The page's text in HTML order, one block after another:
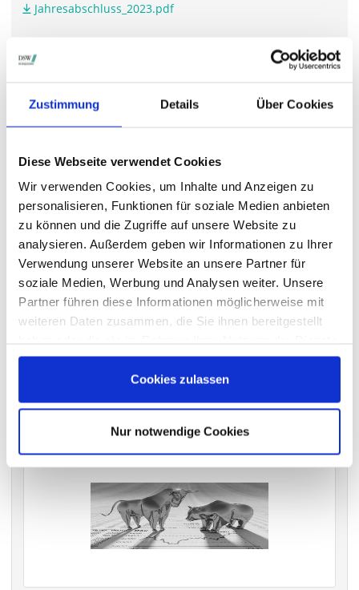
Zustimmung Details Über Cookies
Diese Webseite verwendet Cookies
Wir verwenden Cookies, um Inhalte und Anzeigen zu
personalisieren, Funktionen für soziale Medien anbieten
zu können und die Zugriffe auf unsere Website zu
analysieren. Außerdem geben wir Informationen zu Ihrer
Verwendung unserer Website an unsere Partner für
soziale Medien, Werbung und Analysen weiter. Unsere
Partner führen diese Informationen möglicherweise mit
weiteren Daten zusammen, die Sie ihnen bereitgestellt
gesammelt haben.
Cookies zulassen
Nur notwendige Cookies
Jahresabschluss_2023.pdf
intica-systems.com/.../hauptversammlung
STIMMRECHTSVERTRETUNG DURCH DIE DSW
Die DSW vertritt Ihre Stimmrechteauf sämtlichen
wichtigen Hauptversammlungen in Deutschland.
VERGANGENE HAUPTVERSAMMLUNGSTERMINE
archiv.hauptversammlung.de
Die nächsten Termine